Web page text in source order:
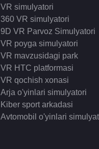
VR simulyatori
360 VR simulyatori
9D VR Parvoz Simulyatori
VR poyga simulyatori
VR mavzusidagi park
VR HTC platformasi
VR qochish xonasi
Arja o'yinlari simulyatori
Kiber sport arkadasi
Avtomobil o'yinlari